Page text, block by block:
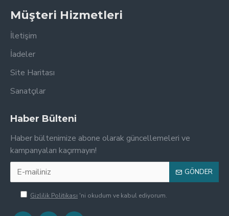
Müşteri Hizmetleri
İletişim
İadeler
Site Haritası
Sanatçılar
Haber Bülteni
Haber bültenimize abone olarak güncellemeleri ve
kampanyaları kaçırmayın!
GÖNDER
Gizlilik Politikası 'ni okudum ve kabul ediyorum.